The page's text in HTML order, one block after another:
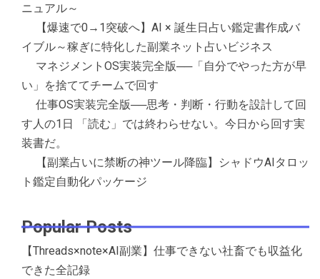
ニュアル～
【爆速で0→1突破へ】AI × 誕生日占い鑑定書作成バ
イブル～稼ぎに特化した副業ネット占いビジネス
マネジメントOS実装完全版──「自分でやった方が早
い」を捨ててチームで回す
仕事OS実装完全版──思考・判断・行動を設計して回
す人の1日 「読む」では終わらせない。今日から回す実
装書だ。
【副業占いに禁断の神ツール降臨】シャドウAIタロッ
ト鑑定自動化パッケージ
Popular Posts
【Threads×note×AI副業】仕事できない社畜でも収益化
できた全記録